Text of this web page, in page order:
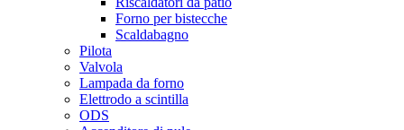
Forno per bistecche
Scaldabagno
Pilota
Valvola
Lampada da forno
Elettrodo a scintilla
ODS